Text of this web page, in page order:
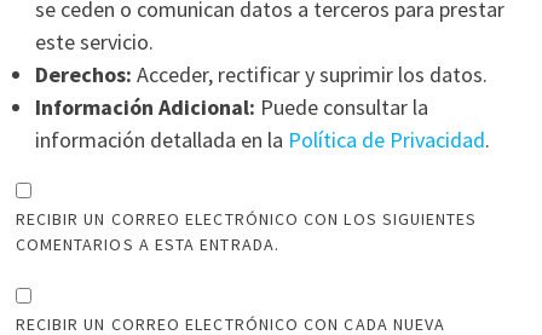
se ceden o comunican datos a terceros para prestar
este servicio.
Derechos: Acceder, rectificar y suprimir los datos.
Información Adicional: Puede consultar la
información detallada en la Política de Privacidad.
RECIBIR UN CORREO ELECTRÓNICO CON LOS SIGUIENTES
COMENTARIOS A ESTA ENTRADA.
RECIBIR UN CORREO ELECTRÓNICO CON CADA NUEVA